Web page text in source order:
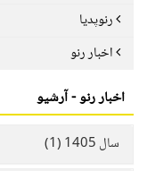
رنوپدیا
اخبار رنو
اخبار رنو - آرشیو
سال 1405 (1)